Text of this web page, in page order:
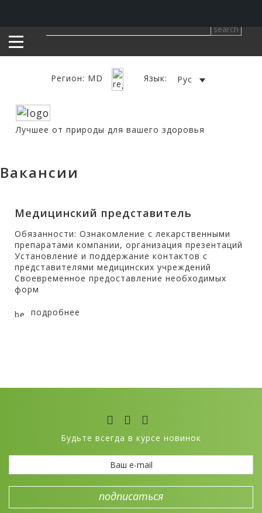
Лучшее от природы для вашего здоровья
Регион: MD Язык: Рус
Вакансии
Медицинский представитель
Обязанности: Ознакомление с лекарственными
препаратами компании, организация презентаций
Установление и поддержание контактов с
представителями медицинских учреждений
Своевременное предоставление необходимых
форм
подробнее
Будьте всегда в курсе новинок